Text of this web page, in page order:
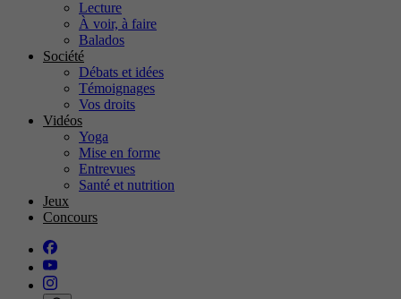
Lecture
À voir, à faire
Balados
Société
Débats et idées
Témoignages
Vos droits
Vidéos
Yoga
Mise en forme
Entrevues
Santé et nutrition
Jeux
Concours